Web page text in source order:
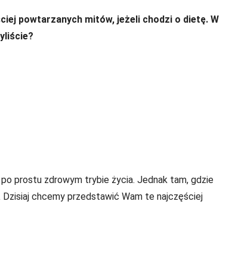
powtarzanych mitów, jeżeli chodzi o dietę. W
prostu zdrowym trybie życia. Jednak tam, gdzie
chcemy przedstawić Wam te najczęściej